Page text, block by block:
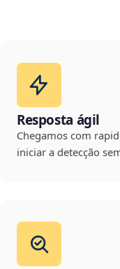
Resposta ágil
Chegamos com
iniciar a detecção